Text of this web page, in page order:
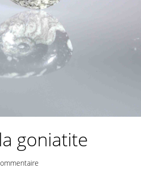
goniatite